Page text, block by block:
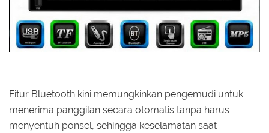
Fitur Bluetooth kini memungkinkan pengemudi untuk
menerima panggilan secara otomatis tanpa harus
menyentuh ponsel, sehingga keselamatan saat